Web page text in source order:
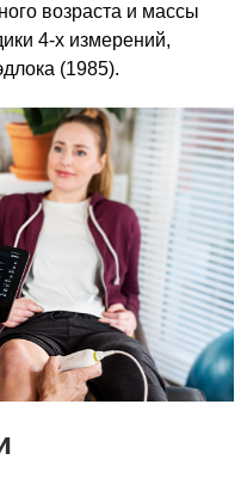
возраста и массы
4-х измерений,
(1985).